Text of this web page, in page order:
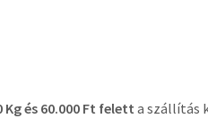
Kg és 60.000 Ft felett a szállítás